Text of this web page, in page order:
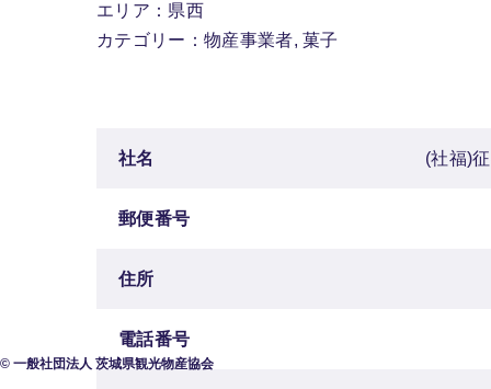
エリア：県西
カテゴリー：物産事業者, 菓子
社名 (社福)
郵便番号
住所
電話番号
© 一般社団法人 茨城県観光物産協会